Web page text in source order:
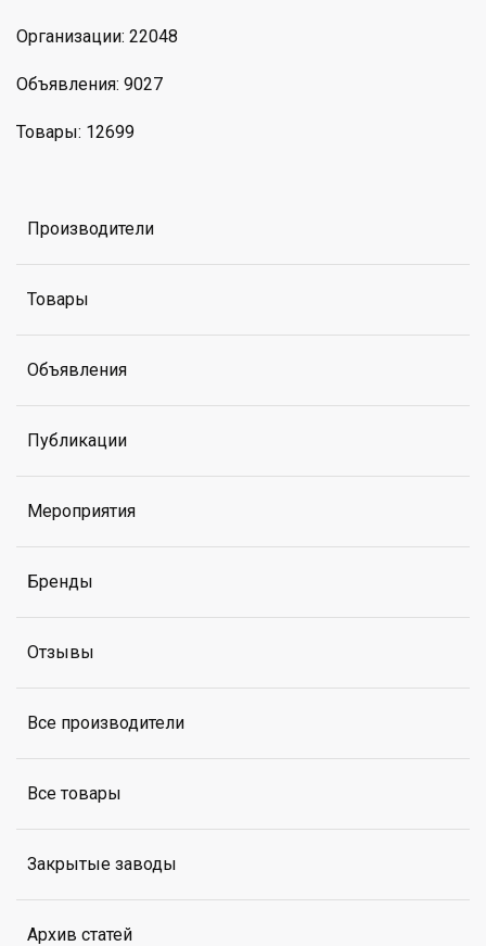
Организации: 22048
Объявления: 9027
Товары: 12699
Производители
Товары
Объявления
Публикации
Мероприятия
Бренды
Отзывы
Все производители
Все товары
Закрытые заводы
Архив статей